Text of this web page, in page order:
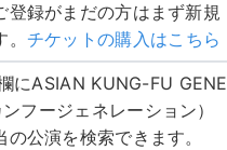
登録がまだの方はまず新規
チケットの購入はこちら
にASIAN KUNG-FU GENE
フージェネレーション）
公演を検索できます。